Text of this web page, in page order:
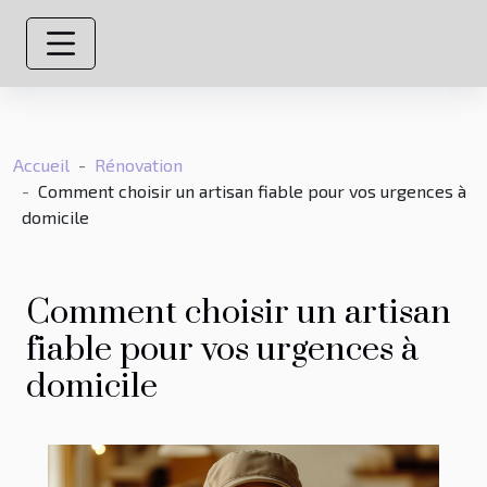
Accueil
Rénovation
Comment choisir un artisan fiable pour vos urgences à
domicile
Comment choisir un artisan
fiable pour vos urgences à
domicile